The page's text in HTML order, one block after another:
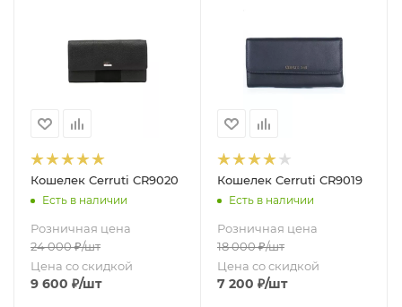
Кошелек Cerruti CR9020
Есть в наличии
Розничная цена
24 000₽/шт
Цена со скидкой
9 600 ₽/шт
Кошелек Cerruti CR9019
Есть в наличии
Розничная цена
18 000₽/шт
Цена со скидкой
7 200 ₽/шт